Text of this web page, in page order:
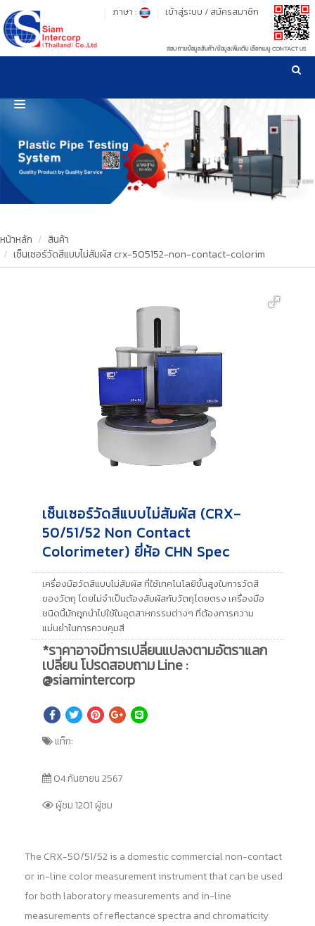
รู้ลึก รู้จริง เรื่องเครื่องมือทดสอบวัสดุ ! ยืน 1 เรื่องมาตรฐานการให้บริการ
เข้าสู่ระบบ / สมัครสมาชิก
ภาษา :
สอบถามข้อมูลสินค้า/ข้อมูลเพิ่มเติม เลือกเมนู CONTACT US
HOME
PRODUCT
OUR CLIENTS
OUR WORKS
CALIBRATION
หน้าหลัก
สินค้า
เซ็นเซอร์วัดสีแบบไม่สัมผัส crx-505152-non-contact-colorim
เซ็นเซอร์วัดสีแบบไม่สัมผัส (CRX-
50/51/52 Non Contact
Colorimeter) ยี่ห้อ CHN Spec
เครื่องมือวัดสีแบบไม่สัมผัส ที่ใช้เทคโนโลยีขั้นสูงในการวัดสี
ของวัตถุ โดยไม่จำเป็นต้องสัมผัสกับวัตถุโดยตรง เครื่องมือ
ชนิดนี้มักถูกนำไปใช้ในอุตสาหกรรมต่างๆ ที่ต้องการความ
แม่นยำในการควบคุมสี
*ราคาอาจมีการเปลี่ยนแปลงตามอัตราแลก
เปลี่ยน โปรดสอบถาม Line :
@siamintercorp
แท็ก:
04 กันยายน 2567
ผู้ชม 1201 ผู้ชม
The CRX-50/51/52 is a domestic commercial non-contact
or in-line color measurement instrument that can be used
for both laboratory measurements and in-line
measurements of reflectance spectra and chromaticity